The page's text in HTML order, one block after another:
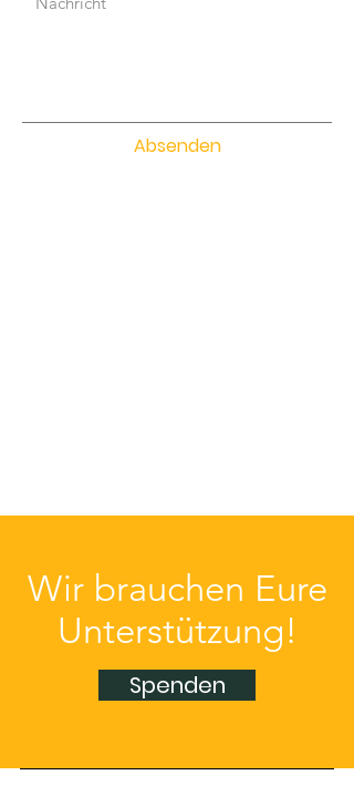
Absenden
Wir brauchen Eure
Unterstützung!
Spenden